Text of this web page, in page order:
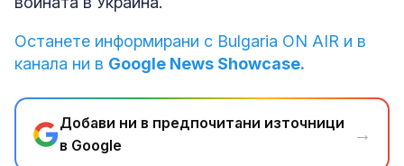
Останете информирани с Bulgaria ON AIR и в
канала ни в Google News Showcase.
Добави ни в предпочитани източници
в Google
→